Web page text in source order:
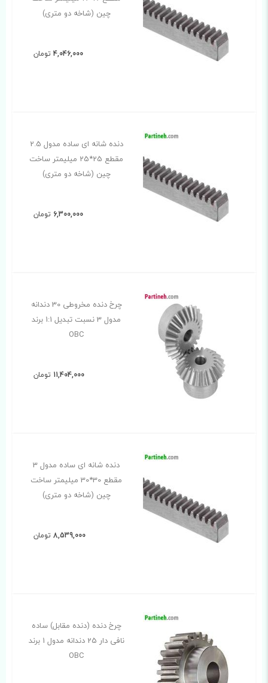
چین (شاخه دو متری)
4,046,000 تومان
دنده شانه ای ساده مدول 2.5
مقطع 25*25 میلیمتر ساخت
چین (شاخه دو متری)
6,300,000 تومان
چرخ دنده مخروطی 30 دندانه
مدول 3 نسبت تبدیل 1:1 برند
OBC
11,404,000 تومان
دنده شانه ای ساده مدول 3
مقطع 30*30 میلیمتر ساخت
چین (شاخه دو متری)
8,539,000 تومان
چرخ دنده (دنده مقابل) ساده
نافی دار 25 دندانه مدول 1 برند
OBC